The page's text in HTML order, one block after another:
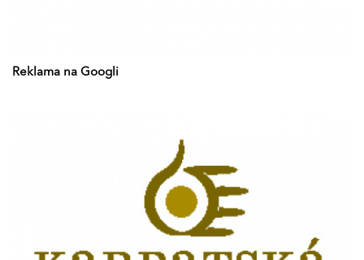
Reklama na Googli